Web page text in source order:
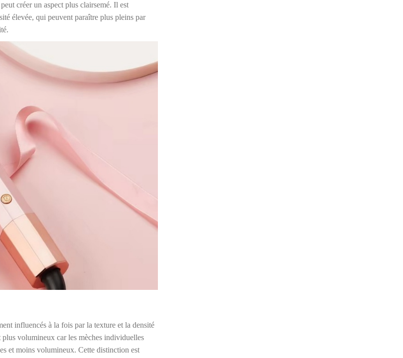
créer un aspect plus clairsemé. Il est
élevée, qui peuvent paraître plus pleins par
influencés à la fois par la texture et la densité
volumineux car les mèches individuelles
et moins volumineux. Cette distinction est